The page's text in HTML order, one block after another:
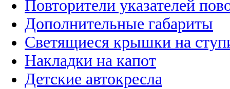
Повторители указателей
Дополнительные габариты
Светящиеся крышки на
Накладки на капот
Детские автокресла